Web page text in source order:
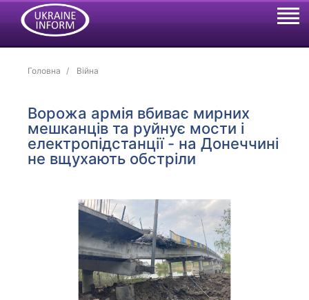
Головна Війна
Ворожа армія вбиває мирних
мешканців та руйнує мости і
електропідстанції - на Донеччині
не вщухають обстріли